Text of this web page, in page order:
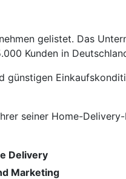
gelistet. Das
Kunden in
günstigen
seiner Home-
Delivery
Marketing